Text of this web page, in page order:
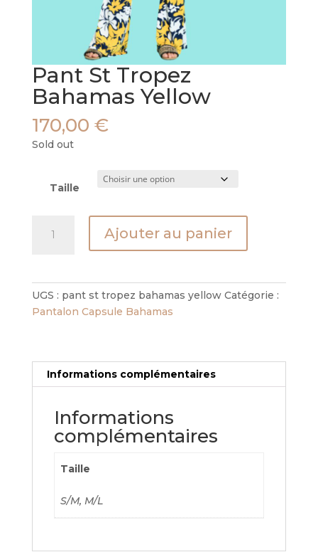
Pant St Tropez
Bahamas Yellow
170,00 €
Sold out
Taille
Bahamas
Ajouter au panier
UGS : pant st tropez bahamas yellow Catégorie :
Pantalon Capsule Bahamas
Informations complémentaires
Informations
complémentaires
Taille
S/M, M/L